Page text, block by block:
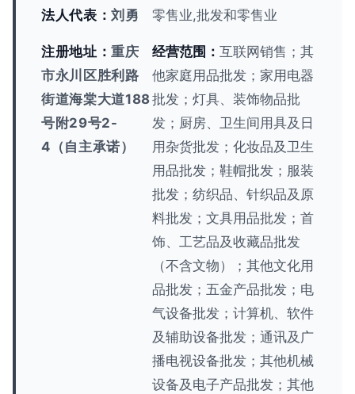
法人代表：刘勇
注册地址：重庆
市永川区胜利路
街道海棠大道188
号附29号2-
4（自主承诺）
零售业,批发和零售业
经营范围： 互联网销售；其
他家庭用品批发；家用电器
批发；灯具、装饰物品批
发；厨房、卫生间用具及日
用杂货批发；化妆品及卫生
用品批发；鞋帽批发；服装
批发；纺织品、针织品及原
料批发；文具用品批发；首
饰、工艺品及收藏品批发
（不含文物）；其他文化用
品批发；五金产品批发；电
气设备批发；计算机、软件
及辅助设备批发；通讯及广
播电视设备批发；其他机械
设备及电子产品批发；其他